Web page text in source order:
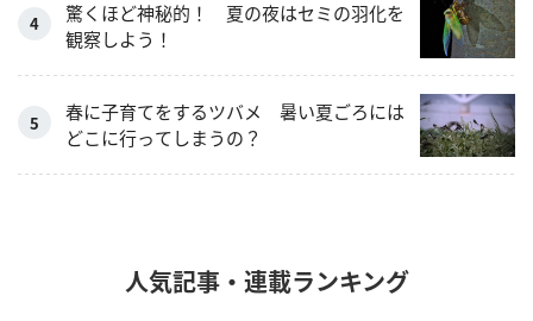
驚くほど神秘的！ 夏の夜はセミの羽化を
観察しよう！
春に子育てをするツバメ 暑い夏ごろには
どこに行ってしまうの？
人気記事・連載ランキング